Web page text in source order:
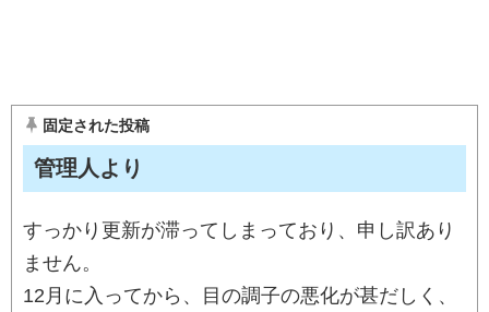
固定された投稿
管理人より
すっかり更新が滞ってしまっており、申し訳あり
ません。
12月に入ってから、目の調子の悪化が甚だしく、